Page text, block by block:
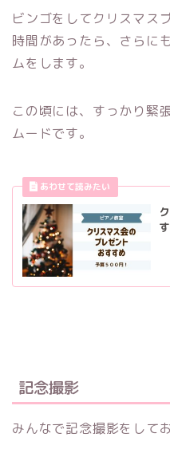
ビンゴをしてクリスマス
時間があったら、さらに
ムをします。
この頃には、すっかり緊
ムードです。
記念撮影
みんなで記念撮影をして